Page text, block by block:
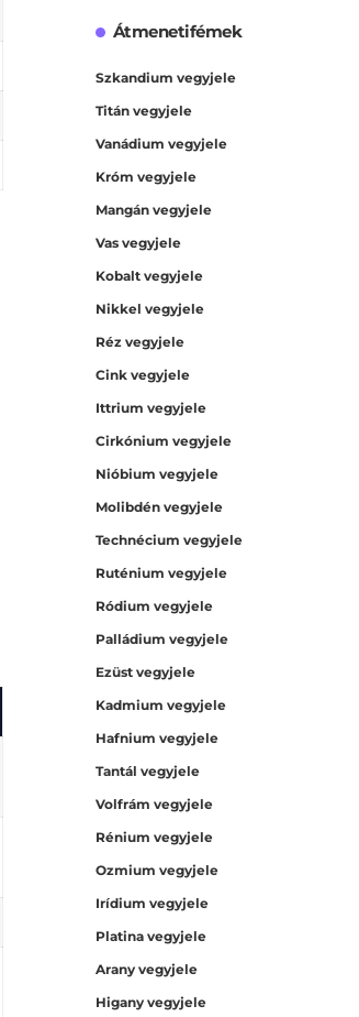
Átmenetifémek
Szkandium vegyjele
Titán vegyjele
Vanádium vegyjele
Króm vegyjele
Mangán vegyjele
Vas vegyjele
Kobalt vegyjele
Nikkel vegyjele
Réz vegyjele
Cink vegyjele
Ittrium vegyjele
Cirkónium vegyjele
Nióbium vegyjele
Molibdén vegyjele
Technécium vegyjele
Ruténium vegyjele
Ródium vegyjele
Palládium vegyjele
Ezüst vegyjele
Kadmium vegyjele
Hafnium vegyjele
Tantál vegyjele
Volfrám vegyjele
Rénium vegyjele
Ozmium vegyjele
Irídium vegyjele
Platina vegyjele
Arany vegyjele
Higany vegyjele